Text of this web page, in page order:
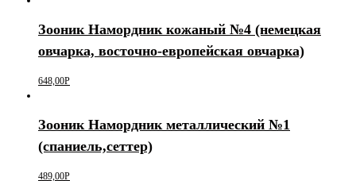
Зооник Намордник кожаный №4 (немецкая
овчарка, восточно-европейская овчарка)
648,00Р
Зооник Намордник металлический №1
(спаниель,сеттер)
489,00Р